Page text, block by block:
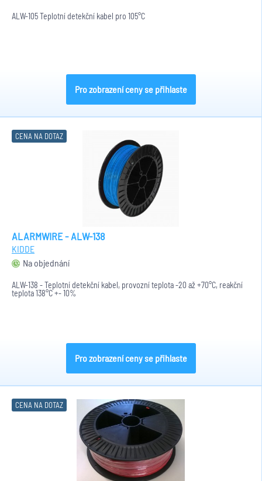
ALW-105 Teplotní detekční kabel pro 105°C
Pro zobrazení ceny se přihlaste
CENA NA DOTAZ
ALARMWIRE - ALW-138
KIDDE
Na objednání
ALW-138 - Teplotní detekční kabel, provozní teplota -20 až +70°C, reakční
teplota 138°C +- 10%
Pro zobrazení ceny se přihlaste
CENA NA DOTAZ